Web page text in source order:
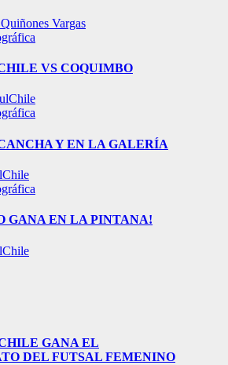
Vargas
VS COQUIMBO
Y EN LA GALERÍA
GANA EN LA PINTANA!
GANA EL
DEL FUTSAL FEMENINO